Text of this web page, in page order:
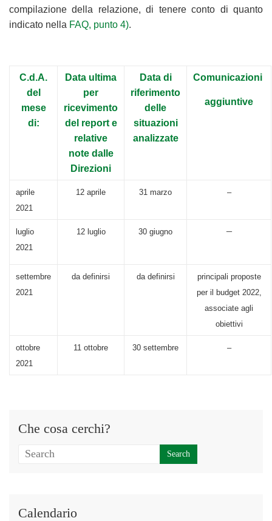
compilazione della relazione, di tenere conto di quanto
indicato nella FAQ, punto 4).
C.d.A.
del
mese
di:
Data ultima
per
ricevimento
del report e
relative
note dalle
Direzioni
Data di
riferimento
delle
situazioni
analizzate
Comunicazioni
aggiuntive
aprile
2021
12 aprile 31 marzo –
luglio
2021
12 luglio 30 giugno –
settembre
2021
da definirsi da definirsi
principali proposte
per il budget 2022,
associate agli
obiettivi
ottobre
2021
11 ottobre 30 settembre –
Che cosa cerchi?
Calendario